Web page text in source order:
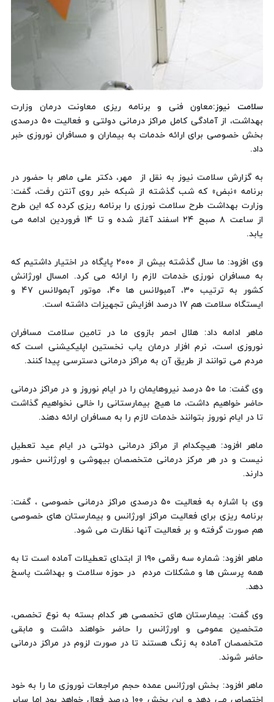
سلامت نیوز:معاون فنی و برنامه ریزی معاونت درمان وزارت
بهداشت، از آمادگی کامل مراکز درمانی دولتی و فعالیت ۵۰ درصدی
بخش خصوصی برای ارائه خدمات به بیماران و مسافران نوروزی خبر
داد.
به گزارش سلامت نیوز به نقل از مهر، دکتر علی ماهر با حضور در
برنامه «نبض» که شب گذشته از شبکه خبر روی آنتن رفت، گفت:
وزارت بهداشت طرح سلامت نورزی را برنامه ریزی کرده که این طرح
از ساعت ۸ صبح ۲۴ اسفند آغاز شده و تا ۱۴ فروردین ادامه می
یابد.
وی افزود: ما سال گذشته بیش از ۲۰۰۰ پایگاه در اختیار داشتیم که
به مسافران نورزی خدمات لازم را ارائه می کرد. امسال اورژانش
کشور به ترتیب ۳۰، آمبولانس ها ۴۰، موتور آبمولانس ۴۷ و
ایستگاه سلامت هم ۱۷ درصد افزایش تجهیزات داشته است.
ماهر ادامه داد: هلال احمر بازوی ما در تامین سلامت مسافران
نوروزی است، نرم افزار درمان یاب نخستین اپلیکیشنی است که
مردم می توانند از طریق آن به مراکز درمانی دسترسی پیدا کنند.
وی گفت: ما ۵۰ درصد نیروهایمان را در ایام نوروز و در مراکز درمانی
حاضر خواهیم داشت، ما هیچ بیمارستانی را خالی نخواهیم گذاشت
تا در ایام نوروز بتوانند خدمات لازم را به مسافران ارائه دهند.
ماهر افزود: هیچکدام از مراکز درمانی دولتی در ایام عید تعطیل
نیست و در هر مرکز درمانی متخصصان بیهوشی و اورژانس حضور
دارند.
وی با اشاره به فعالیت ۵۰ درصدی مراکز درمانی خصوصی ، گفت:
برنامه ریزی برای فعالیت مراکز اورژانس و بیمارستان های خصوصی
هم صورت گرفته و بر فعالیت آنها نظارت می شود.
ماهر افزود: شماره سه رقمی ۱۹۰ از ابتدای تعطیلات آماده است تا به
همه پرسش ها و مشکلات مردم در حوزه سلامت و بهداشت پاسخ
دهد.
وی گفت: بیمارستان های تخصصی هر کدام بسته به نوع تخصص،
متخصین عمومی و اورژانس را حاضر خواهند داشت و مابقی
متخصصان آماده به زنگ هستند تا در صورت لزوم در مراکز درمانی
حاضر شوند.
ماهر افزود: بخش اورژانس عمده حجم مراجعات نوروزی ما را به خود